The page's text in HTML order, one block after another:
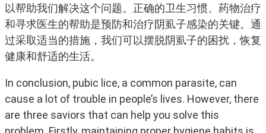
以帮助我们解决这个问题。正确的卫生习惯、药物治疗
和寻求医生的帮助是预防和治疗阴虱子感染的关键。通
过采取适当的措施，我们可以摆脱阴虱子的困扰，恢复
健康和舒适的生活。
In conclusion, pubic lice, a common parasite, can
cause a lot of trouble in people’s lives. However, there
are three saviors that can help you solve this